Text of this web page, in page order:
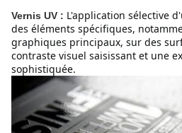
Vernis UV : L'application sélective
des éléments spécifiques,
graphiques principaux, sur des
contraste visuel saisissant et une
sophistiquée.